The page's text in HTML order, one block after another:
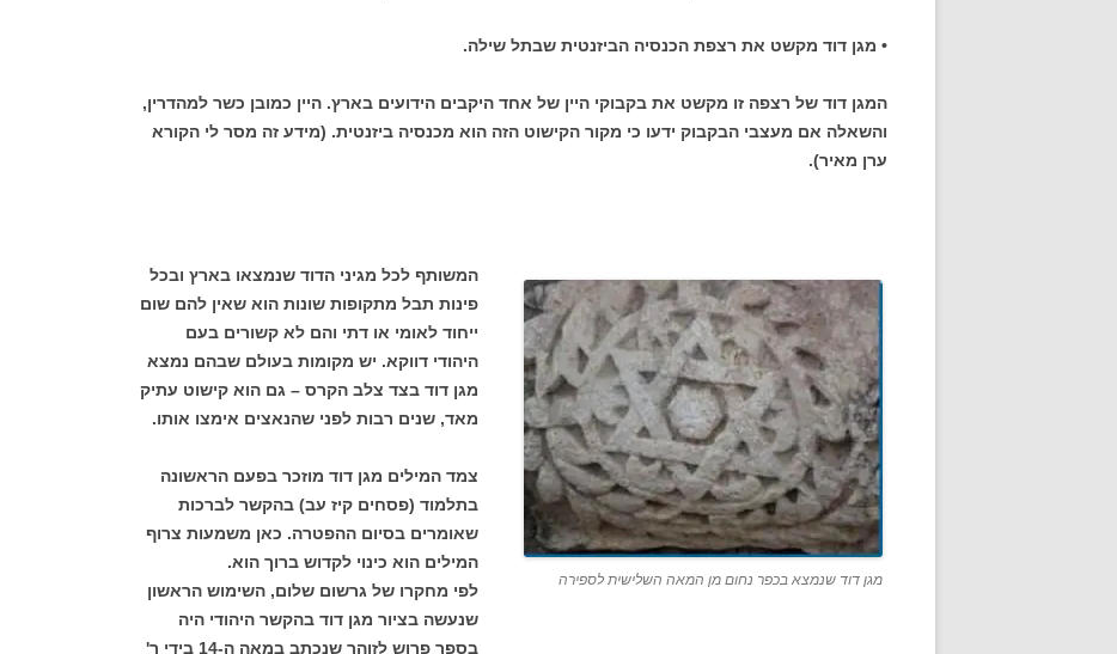
• מגן דוד מקשט את רצפת הכנסיה הביזנטית שבתל שילה.
המגן דוד של רצפה זו מקשט את בקבוקי היין של אחד היקבים הידועים בארץ. היין כמובן כשר למהדרין,
והשאלה אם מעצבי הבקבוק ידעו כי מקור הקישוט הזה הוא מכנסיה ביזנטית. (מידע זה מסר לי הקורא
ערן מאיר).
מגן דוד שנמצא בכפר נחום מן המאה השלישית לספירה
המשותף לכל מגיני הדוד שנמצאו בארץ ובכל
פינות תבל מתקופות שונות הוא שאין להם שום
ייחוד לאומי או דתי והם לא קשורים בעם
היהודי דווקא. יש מקומות בעולם שבהם נמצא
מגן דוד בצד צלב הקרס – גם הוא קישוט עתיק
מאד, שנים רבות לפני שהנאצים אימצו אותו.
צמד המילים מגן דוד מוזכר בפעם הראשונה
בתלמוד (פסחים קיז עב) בהקשר לברכות
שאומרים בסיום ההפטרה. כאן משמעות צרוף
המילים הוא כינוי לקדוש ברוך הוא.
לפי מחקרו של גרשום שלום, השימוש הראשון
שנעשה בציור מגן דוד בהקשר היהודי היה
בספר פרוש לזוהר שנכתב במאה ה-14 בידי ר'